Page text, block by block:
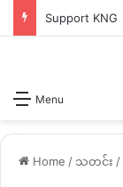
Support KNG
Menu
Home / သတင်း /